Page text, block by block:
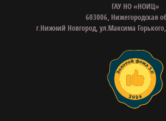
ГАУ НО «НОИЦ»
603006, Нижегородская
г.Нижний Новгород, ул.Максима